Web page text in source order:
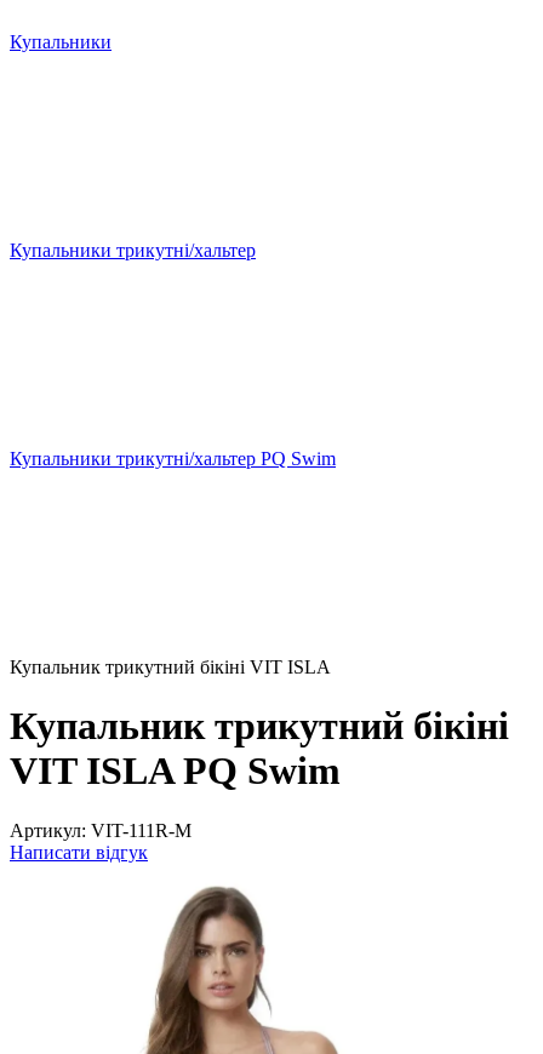
Купальники
Купальники трикутні/хальтер
Купальники трикутні/хальтер PQ Swim
Купальник трикутний бікіні VIT ISLA
Купальник трикутний бікіні
VIT ISLA PQ Swim
Артикул: VIT-111R-M
Написати відгук